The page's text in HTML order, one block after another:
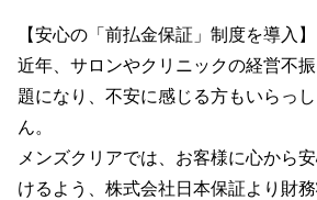
【安心の「前払金保証」制度を導入】
近年、サロンやクリニックの経営不
題になり、不安に感じる方もいらっ
ん。
メンズクリアでは、お客様に心から
けるよう、株式会社日本保証より財